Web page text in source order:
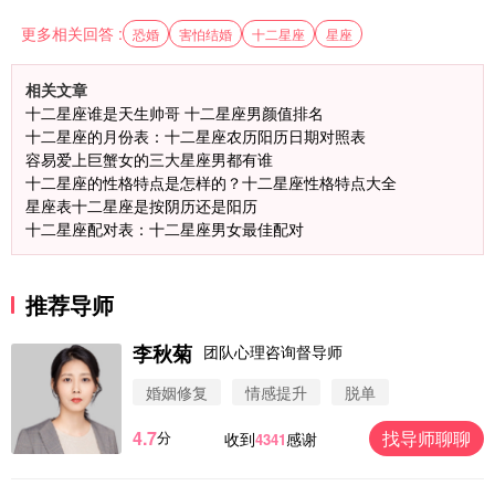
更多相关回答 : 恐婚 害怕结婚 十二星座 星座
相关文章
十二星座谁是天生帅哥 十二星座男颜值排名
十二星座的月份表：十二星座农历阳历日期对照表
容易爱上巨蟹女的三大星座男都有谁
十二星座的性格特点是怎样的？十二星座性格特点大全
星座表十二星座是按阴历还是阳历
十二星座配对表：十二星座男女最佳配对
推荐导师
李秋菊 团队心理咨询督导师
婚姻修复
情感提升 脱单
4.7分 收到4341感谢 找导师聊聊
微信用户 圆圈 通过此页面咨询，已获得专属情感方